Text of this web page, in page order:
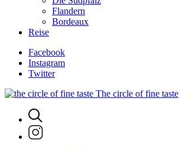
Flandern
Bordeaux
Reise
Facebook
Instagram
Twitter
The circle of fine taste